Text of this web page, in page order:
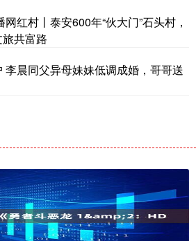
红村丨泰安600年“伙大门”石头村，
共富路
李晨同父异母妹妹低调成婚，哥哥送